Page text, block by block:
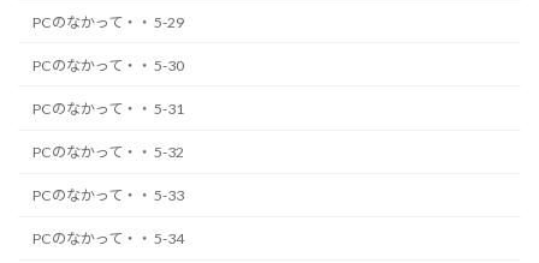
PCのなかって・・ 5-29
PCのなかって・・ 5-30
PCのなかって・・ 5-31
PCのなかって・・ 5-32
PCのなかって・・ 5-33
PCのなかって・・ 5-34